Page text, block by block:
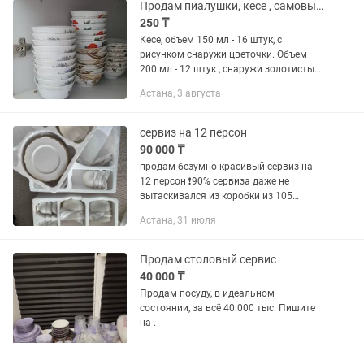
праздничных мероприятий, в...
Продам пиалушки, кесе , самовывоз
250 ₸
Кесе, объем 150 мл - 16 штук, с
рисунком снаружи цветочки. Объем
200 мл - 12 штук , снаружи золотистый
самовывоз возле района Азия парк
Астана, 3 августа
сервиз на 12 персон
90 000 ₸
продам безумно красивый сервиз на
12 персон ❗️90% сервиза даже не
вытаскивался из коробки из 105
8ка, 1 салатницы и 4 пиалы все
Астана, 31 июля
Продам столовый сервис
40 000 ₸
Продам посуду, в идеальном
состоянии, за всë 40.000 тыс. Пишите
на .